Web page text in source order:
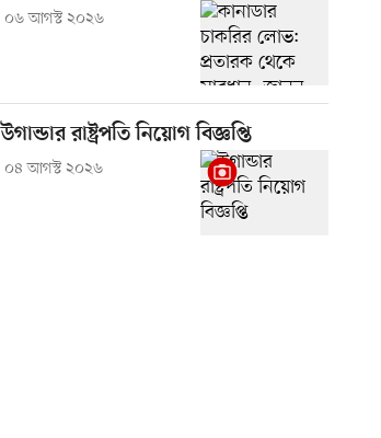
০৬ আগস্ট ২০২৬
উগান্ডার রাষ্ট্রপতি নিয়োগ বিজ্ঞপ্তি
০৪ আগস্ট ২০২৬